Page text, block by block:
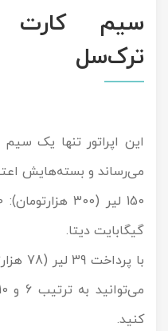
سیم کارت
ترک‌سل
این اپراتور تنها یک
می‌رساند و بسته‌هایش
گیگابایت دیتا.
کنید.